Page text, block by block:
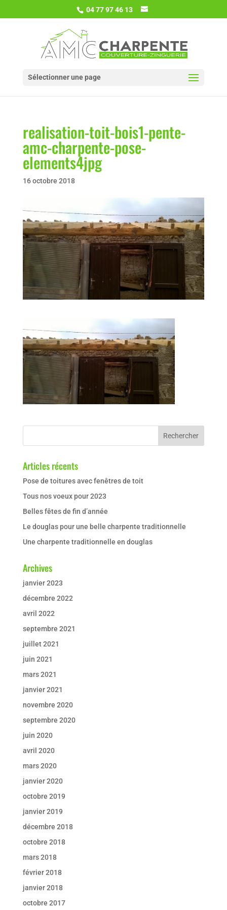
04 77 97 46 13
Sélectionner une page
realisation-toit-bois1-pente-
amc-charpente-pose-
elements4jpg
16 octobre 2018
Articles récents
Pose de toitures avec fenêtres de toit
Tous nos voeux pour 2023
Belles fêtes de fin d’année
Le douglas pour une belle charpente traditionnelle
Une charpente traditionnelle en douglas
Archives
janvier 2023
décembre 2022
avril 2022
septembre 2021
juillet 2021
juin 2021
mars 2021
janvier 2021
novembre 2020
septembre 2020
juin 2020
avril 2020
mars 2020
janvier 2020
octobre 2019
janvier 2019
décembre 2018
octobre 2018
mars 2018
février 2018
janvier 2018
octobre 2017